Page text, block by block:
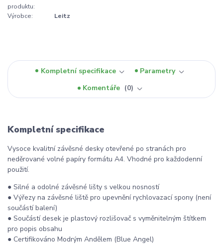
produktu:
Výrobce: Leitz
Kompletní specifikace
Parametry
Komentáře
0
Kompletní specifikace
Vysoce kvalitní závěsné desky otevřené po stranách pro
neděrované volné papíry formátu A4. Vhodné pro každodenní
použití.
● Silné a odolné závěsné lišty s velkou nosností
● Výřezy na závěsné liště pro upevnění rychlovazací spony (není
součástí balení)
● Součástí desek je plastový rozlišovač s vyměnitelným štítkem
pro popis obsahu
● Certifikováno Modrým Andělem (Blue Angel)